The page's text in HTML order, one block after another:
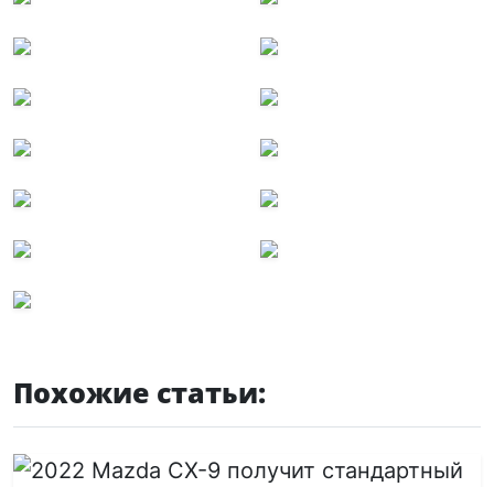
Похожие статьи: